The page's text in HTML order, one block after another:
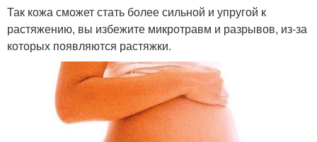
Так кожа сможет стать более сильной и упругой к
растяжению, вы избежите микротравм и разрывов, из-за
которых появляются растяжки.